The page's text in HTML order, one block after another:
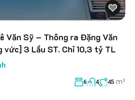
Văn Sỹ – Thông ra Đặng Văn
vức] 3 Lầu ST. Chỉ 10,3 tỷ TL
6 4 45 m²